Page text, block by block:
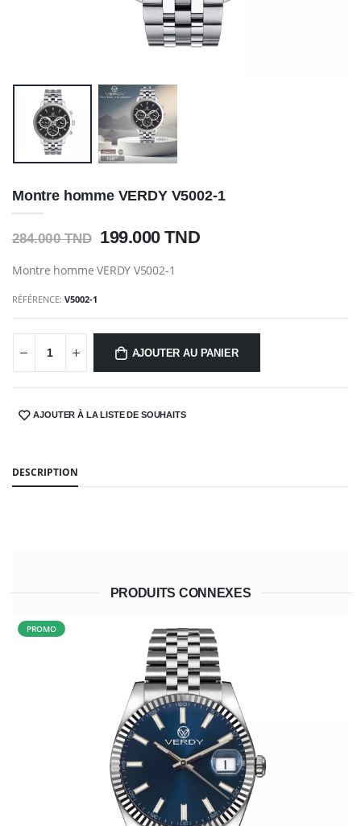
Montre homme VERDY V5002-1
284.000 TND 199.000 TND
Montre homme VERDY V5002-1
RÉFÉRENCE:V5002-1
AJOUTER AU PANIER
SHARE:AJOUTER À LA LISTE DE SOUHAITS
DESCRIPTION
PRODUITS CONNEXES
PROMO